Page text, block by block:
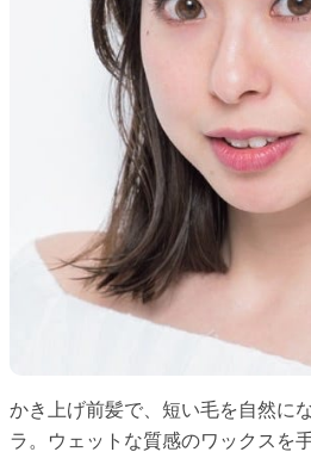
かき上げ前髪で、短い毛を自然に
ラ。ウェットな質感のワックスを